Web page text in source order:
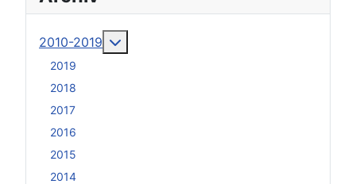
2010-2019
2019
2018
2017
2016
2015
2014